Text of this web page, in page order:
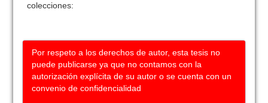
colecciones:
Por respeto a los derechos de autor, esta tesis no
puede publicarse ya que no contamos con la
autorización explícita de su autor o se cuenta con un
convenio de confidencialidad